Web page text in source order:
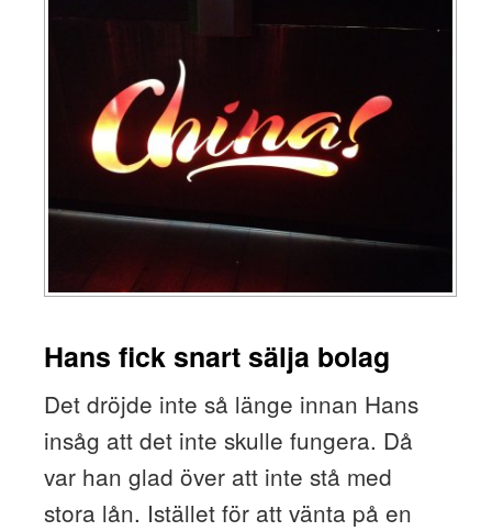
Hans fick snart sälja bolag
Det dröjde inte så länge innan Hans
insåg att det inte skulle fungera. Då
var han glad över att inte stå med
stora lån. Istället för att vänta på en